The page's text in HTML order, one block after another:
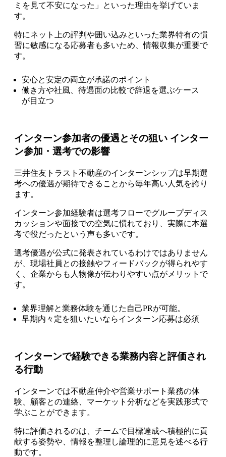
ミを見て不安になった」といった理由を挙げていま
す。
特にネット上の評判や囲い込みといった業界特有の慣
習に敏感になる応募者も多いため、情報収集が重要で
す。
安心と安定の両立が承諾のポイント
働き方や社風、待遇面の比較で辞退を選ぶケース
が目立つ
インターン参加者の優遇とその狙い インター
ン参加・選考での影響
三井住友トラスト不動産のインターンシップは早期選
考への優遇が期待できることから毎年高い人気を誇り
ます。
インターン参加経験者は選考フローでグループディス
カッションや面接での空気に慣れており、実際に本選
考で役だったという声も多いです。
選考優遇が公式に発表されているわけではありません
が、現場社員との接触やフィードバックが得られやす
く、企業からも人物像が伝わりやすい点がメリットで
す。
業界理解と業務体験を通じた自己PRが可能。
早期内々定を狙いたいならインターン応募は必須
インターンで経験できる業務内容と評価され
る行動
インターンでは不動産仲介や営業サポート業務の体
験、顧客との連絡、マーケット分析などを実践形式で
学ぶことができます。
特に評価されるのは、チームで目標達成へ積極的に貢
献する姿勢や、情報を整理し論理的に意見を述べる行
動です。